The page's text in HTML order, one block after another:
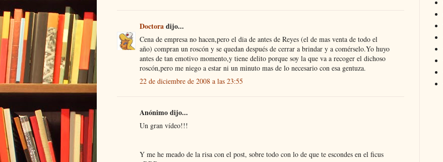
Doctoradijo...
Cena de empresa no hacen,pero el dia de antes de Reyes (el de mas venta de todo el
año) compran un roscón y se quedan después de cerrar a brindar y a comérselo.Yo huyo
antes de tan emotivo momento,y tiene delito porque soy la que va a recoger el dichoso
roscón,pero me niego a estar ni un minuto mas de lo necesario con esa gentuza.
22 de diciembre de 2008 a las 23:55
Anónimo dijo...
Un gran vídeo!!!
Y me he meado de la risa con el post, sobre todo con lo de que te escondes en el ficus